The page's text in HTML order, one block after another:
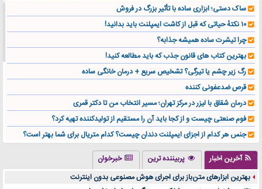
ساک دستی؛ ابزاری ساده با تأثیر بزرگ در فروش
۱۰ نکتهٔ حیاتی که قبل از کاشت ایمپلنت باید بدانید!
چرا تیشرت ساده همیشه جذابه؟
بهترین کتاب های قانون جذب که باید مطالعه کنید!
رگ زیر چشم یا تیرگی؟ تشخیص سریع + درمان خانگی ساده
قرص ضدعفونی کننده
درمان شقاق با لیزر در مرکز تهران؛ مسیر انتخاب من تا دکتر قمری
فوم صنعتی چیست و از کجا باید آن را مستقیم از تولیدکننده تهیه کرد؟
جنس هر کدام از اجزای ایمپلنت دندان چیست؟ کدام متریال برای شما بهتر است؟
تولید لیوان کاغذی یک کسب‌ و کار پر سود و رو‌ به‌ رشد در بازار ایران
درد زانو بعد از تمرین با تردمیل؟ شاید مشکل از این انتخاب باشد
آینده موسیقی هم‌اکنون در اینجاست
آخرین اخبار پربیننده ترین
خبرخوان
بهترین ابزارهای متن‌باز برای اجرای هوش مصنوعی بدون اینترنت